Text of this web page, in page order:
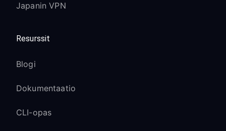
Japanin VPN
Resurssit
Blogi
Dokumentaatio
CLI-opas